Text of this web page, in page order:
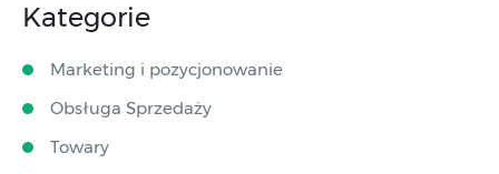
Kategorie
Marketing i pozycjonowanie
Obsługa Sprzedaży
Towary